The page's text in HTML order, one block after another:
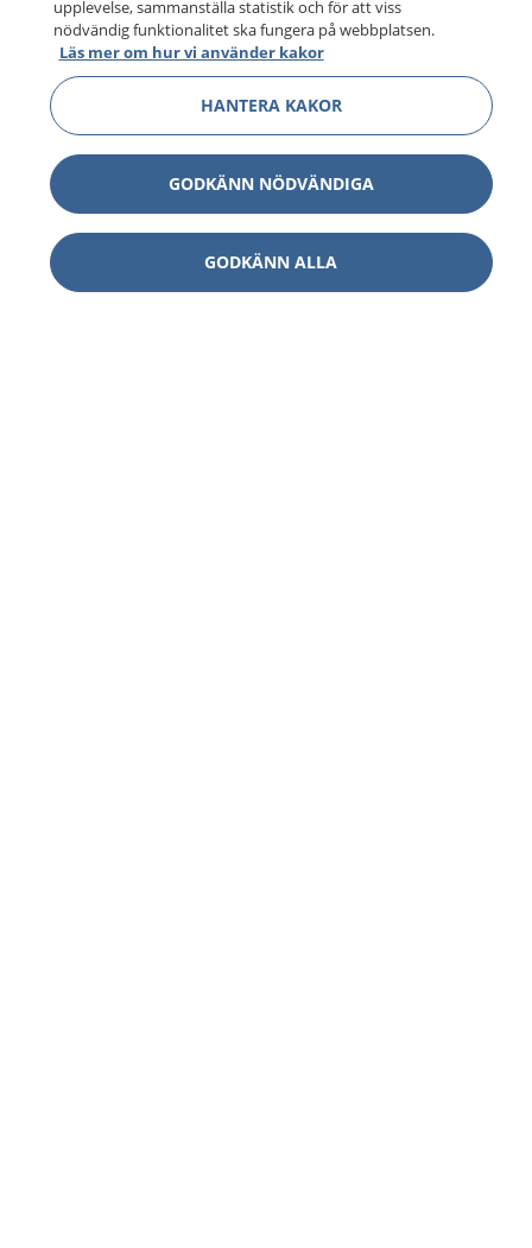
upplevelse, sammanställa statistik och för att viss
nödvändig funktionalitet ska fungera på webbplatsen.
Läs mer om hur vi använder kakor
HANTERA KAKOR
GODKÄNN NÖDVÄNDIGA
GODKÄNN ALLA